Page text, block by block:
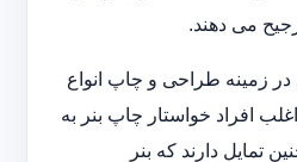
می دهند.
در زمینه طراحی و چاپ انواع
افراد خواستار چاپ بنر به
دارند که بنر